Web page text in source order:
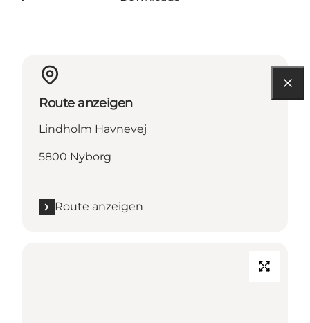
Route anzeigen
Lindholm Havnevej
5800 Nyborg
Route anzeigen